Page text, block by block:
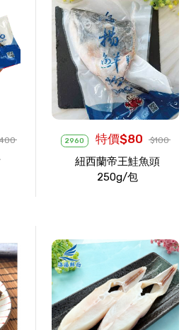
2960 特價$80 $100
紐西蘭帝王鮭魚頭
250g/包